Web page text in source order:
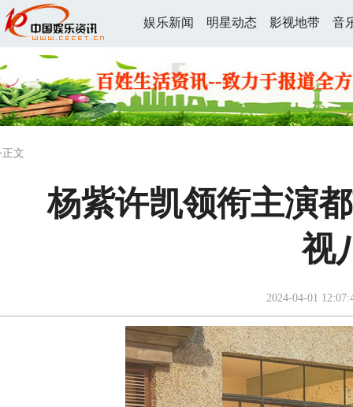
娱乐新闻 明星动态 影视地带 音
文
杨紫许凯领衔主演
视
2024-04-01